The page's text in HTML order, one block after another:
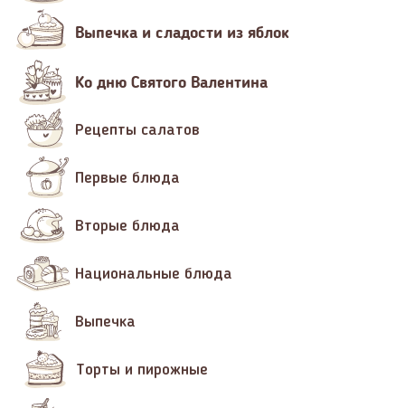
Выпечка и сладости из яблок
Ко дню Святого Валентина
Рецепты салатов
Первые блюда
Вторые блюда
Национальные блюда
Выпечка
Торты и пирожные